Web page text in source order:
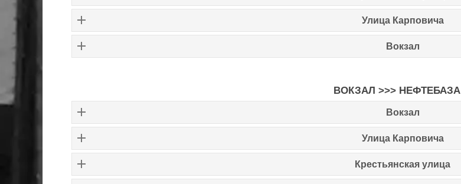
Улица Карповича
Вокзал
ВОКЗАЛ >>> НЕФТЕБАЗА
Вокзал
Улица Карповича
Крестьянская улица